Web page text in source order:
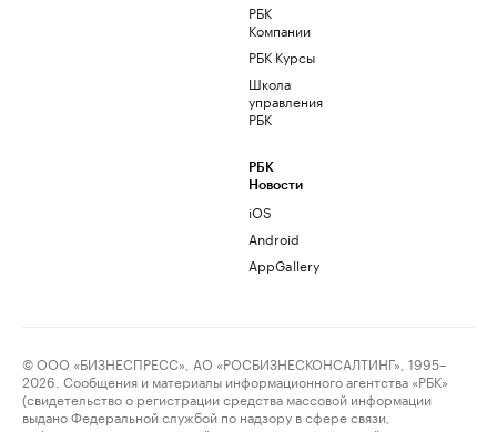
РБК
Компании
РБК Курсы
Школа
управления
РБК
РБК
Новости
iOS
Android
AppGallery
© ООО «БИЗНЕСПРЕСС», АО «РОСБИЗНЕСКОНСАЛТИНГ», 1995–
2026. Сообщения и материалы информационного агентства «РБК»
(свидетельство о регистрации средства массовой информации
выдано Федеральной службой по надзору в сфере связи,